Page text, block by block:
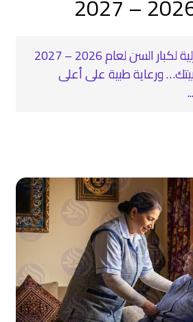
‍ زيارات تمريضية منزلية لكبار السن لعام 2026 – 2027
ورعاية طبية على أعلى